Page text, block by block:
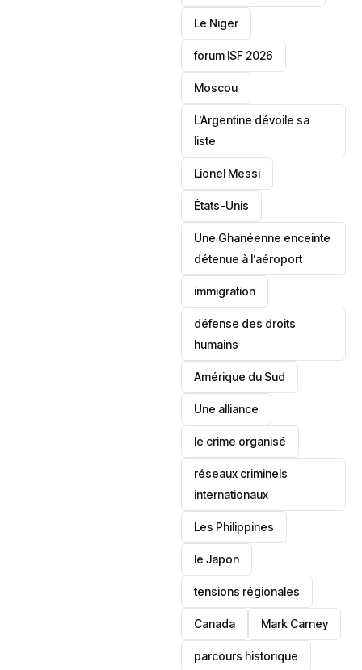
Le Niger
forum ISF 2026
Moscou
L’Argentine dévoile sa
liste
Lionel Messi
‎États-Unis
Une Ghanéenne enceinte
détenue à l’aéroport
immigration
défense des droits
humains
‎Amérique du Sud
Une alliance
le crime organisé
réseaux criminels
internationaux
‎Les Philippines
le Japon
tensions régionales
Canada Mark Carney
parcours historique